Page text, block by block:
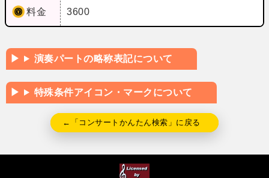
料金 3600
演奏パートの略称表記について
特殊条件アイコン・マークについて
←「コンサートかんたん検索」に戻る